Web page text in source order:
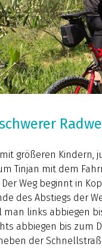
größeren Kindern,
Tinjan mit dem
Der Weg beginnt in
des Abstiegs der
man links abbiegen
abbiegen bis zum
der